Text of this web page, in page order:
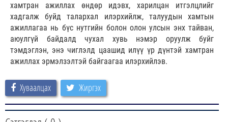
хамтран ажиллах өндөр идэвх, харилцан итгэлцлийг
хадгалж буйд талархал илэрхийлж, талуудын хамтын
ажиллагаа нь бүс нутгийн болон олон улсын энх тайван,
аюулгүй байдалд чухал хувь нэмэр оруулж буйг
тэмдэглэн, энэ чиглэлд цаашид илүү үр дүнтэй хамтран
ажиллах эрмэлзэлтэй байгаагаа илэрхийлэв.
Хуваалцах Жиргэх